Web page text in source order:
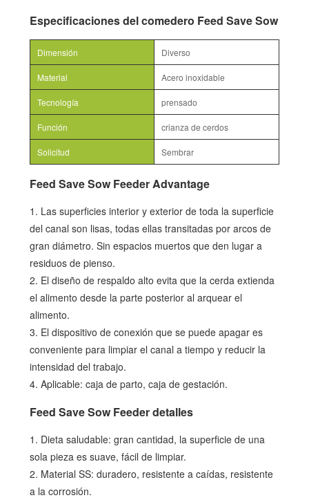
Especificaciones del comedero Feed Save Sow
Dimensión Diverso
Material Acero inoxidable
Tecnología prensado
Función crianza de cerdos
Solicitud Sembrar
Feed Save Sow Feeder Advantage
1. Las superficies interior y exterior de toda la superficie
del canal son lisas, todas ellas transitadas por arcos de
gran diámetro. Sin espacios muertos que den lugar a
residuos de pienso.
2. El diseño de respaldo alto evita que la cerda extienda
el alimento desde la parte posterior al arquear el
alimento.
3. El dispositivo de conexión que se puede apagar es
conveniente para limpiar el canal a tiempo y reducir la
intensidad del trabajo.
4. Aplicable: caja de parto, caja de gestación.
Feed Save Sow Feeder detalles
1. Dieta saludable: gran cantidad, la superficie de una
sola pieza es suave, fácil de limpiar.
2. Material SS: duradero, resistente a caídas, resistente
a la corrosión.